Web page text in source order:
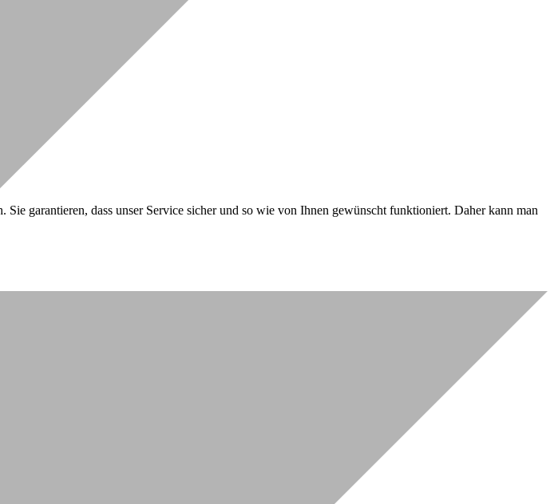
garantieren, dass unser Service sicher und so wie von Ihnen gewünscht funktioniert. Daher kann man